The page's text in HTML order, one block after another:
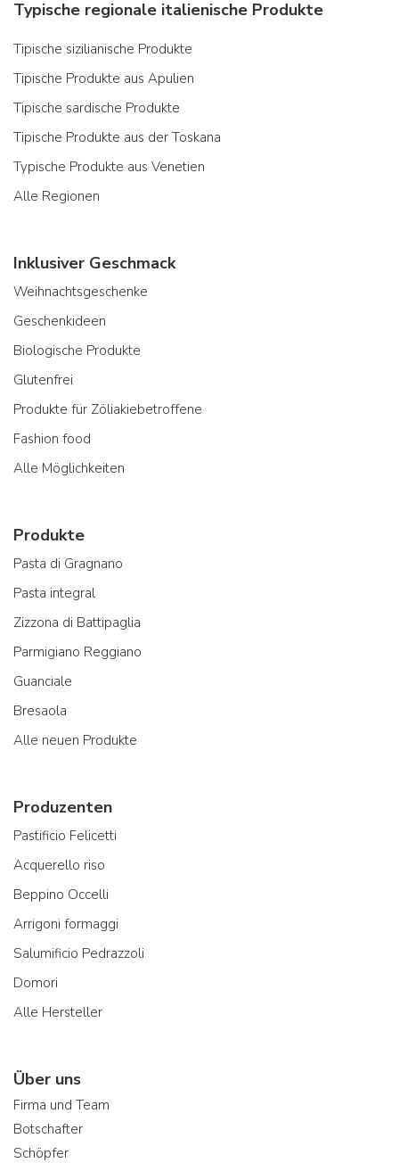
Typische regionale italienische Produkte
Tipische sizilianische Produkte
Tipische Produkte aus Apulien
Tipische sardische Produkte
Tipische Produkte aus der Toskana
Typische Produkte aus Venetien
Alle Regionen
Inklusiver Geschmack
Weihnachtsgeschenke
Geschenkideen
Biologische Produkte
Glutenfrei
Produkte für Zöliakiebetroffene
Fashion food
Alle Möglichkeiten
Produkte
Pasta di Gragnano
Pasta integral
Zizzona di Battipaglia
Parmigiano Reggiano
Guanciale
Bresaola
Alle neuen Produkte
Produzenten
Pastificio Felicetti
Acquerello riso
Beppino Occelli
Arrigoni formaggi
Salumificio Pedrazzoli
Domori
Alle Hersteller
Über uns
Firma und Team
Botschafter
Schöpfer